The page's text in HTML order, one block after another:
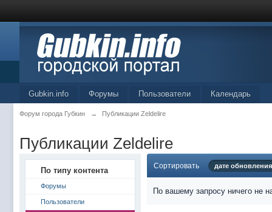
Gubkin.info Форумы Пользователи Календарь
Форум города Губкин → Публикации Zeldelire
Публикации Zeldelire
По типу контента
Форумы
Пользователи
Сортировать дате обновления
По вашему запросу ничего не